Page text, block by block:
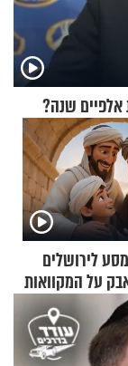
אלפיים שנה?
לירושלים
על המקוואות